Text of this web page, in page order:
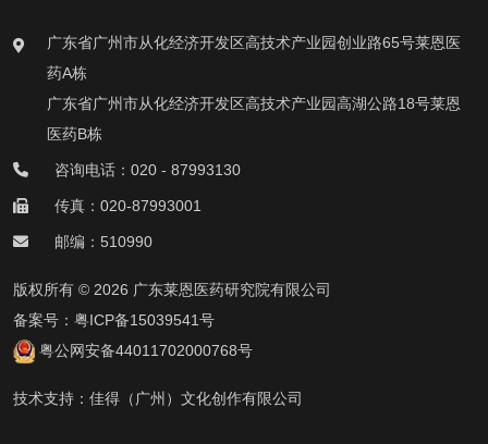
广东省广州市从化经济开发区高技术产业园创业路65号莱恩医
药A栋
广东省广州市从化经济开发区高技术产业园高湖公路18号莱恩
医药B栋
咨询电话：020 - 87993130
传真：020-87993001
邮编：510990
版权所有 © 2026 广东莱恩医药研究院有限公司
备案号： 粤ICP备15039541号
粤公网安备44011702000768号
技术支持： 佳得（广州）文化创作有限公司